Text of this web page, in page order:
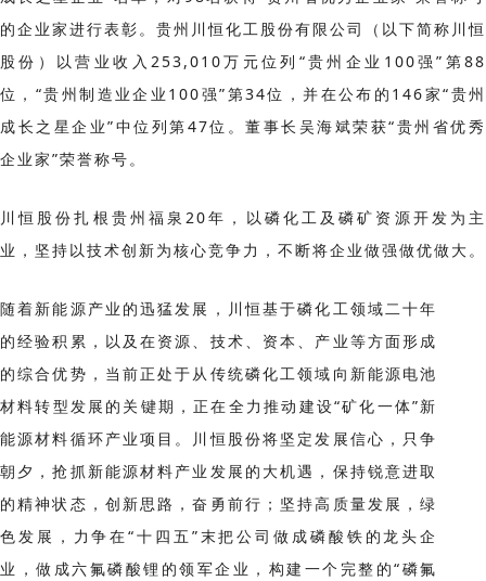
的企业家进行表彰。贵州川恒化工股份有限公司（以下简称川恒
股份）以营业收入253,010万元位列“贵州企业100强”第88
位，“贵州制造业企业100强”第34位，并在公布的146家“贵州
成长之星企业”中位列第47位。董事长吴海斌荣获“贵州省优秀
企业家”荣誉称号。
川恒股份扎根贵州福泉20年，以磷化工及磷矿资源开发为主
业，坚持以技术创新为核心竞争力，不断将企业做强做优做大。
随着新能源产业的迅猛发展，川恒基于磷化工领域二十年
的经验积累，以及在资源、技术、资本、产业等方面形成
的综合优势，当前正处于从传统磷化工领域向新能源电池
材料转型发展的关键期，正在全力推动建设“矿化一体”新
能源材料循环产业项目。川恒股份将坚定发展信心，只争
朝夕，抢抓新能源材料产业发展的大机遇，保持锐意进取
的精神状态，创新思路，奋勇前行；坚持高质量发展，绿
色发展，力争在“十四五”末把公司做成磷酸铁的龙头企
业，做成六氟磷酸锂的领军企业，构建一个完整的“磷氟